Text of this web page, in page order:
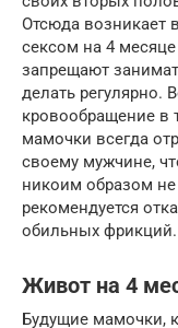
Отсюда возникает
сексом на 4
запрещают
делать регулярно.
кровообращение в
мамочки всегда
своему мужчине,
никоим образом
рекомендуется
обильных фрикций.
Живот на 4
Будущие мамочки,